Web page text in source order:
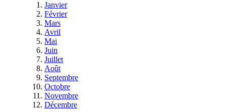
Janvier
Février
Mars
Avril
Mai
Juin
Juillet
Août
Septembre
Octobre
Novembre
Décembre